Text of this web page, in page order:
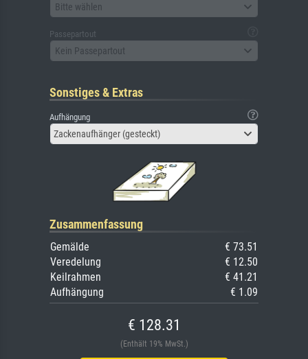
Bitte wählen
Passepartout
Kein Passepartout
Sonstiges & Extras
Aufhängung
Zackenaufhänger (gesteckt)
Zusammenfassung
Gemälde
€ 73.51
Veredelung
€ 12.50
Keilrahmen
€ 41.21
Aufhängung
€ 1.09
€ 128.31
(Enthält 19% MwSt.)